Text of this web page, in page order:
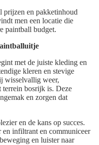
prijzen en pakketinhoud
men een locatie die
paintball budget.
met de juiste kleding en
kleren en stevige
wisselvallig weer,
terrein bosrijk is. Deze
en zorgen dat
en de kans op succes.
en infiltrant en communiceer
en luister naar